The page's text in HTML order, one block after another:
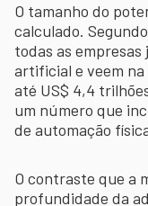
O tamanho do
calculado.
todas as
artificial e veem
até US$ 4,4
um número que
de automação
O contraste que a
profundidade da